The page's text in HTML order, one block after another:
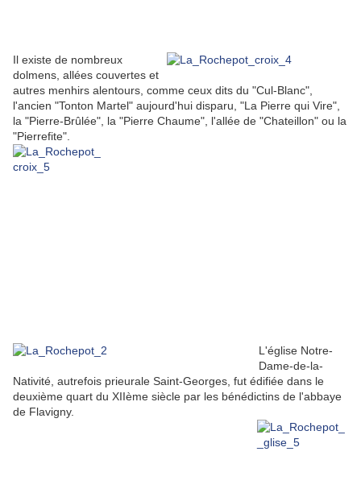
Il existe de nombreux
dolmens, allées couvertes et
autres menhirs alentours, comme ceux dits du "Cul-Blanc",
l'ancien "Tonton Martel" aujourd'hui disparu, "La Pierre qui Vire",
la "Pierre-Brûlée", la "Pierre Chaume", l'allée de "Chateillon" ou la
"Pierrefite".
L'église Notre-
Dame-de-la-
Nativité, autrefois prieurale Saint-Georges, fut édifiée dans le
deuxième quart du XIIème siècle par les bénédictins de l'abbaye
de Flavigny.